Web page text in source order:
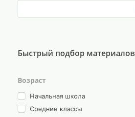
Быстрый подбор материалов
Возраст
Начальная школа
Средние классы